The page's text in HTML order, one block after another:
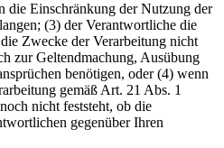
die Einschränkung der Nutzung der
(3) der Verantwortliche die
Zwecke der Verarbeitung nicht
zur Geltendmachung, Ausübung
benötigen, oder (4) wenn
gemäß Art. 21 Abs. 1
nicht feststeht, ob die
gegenüber Ihren